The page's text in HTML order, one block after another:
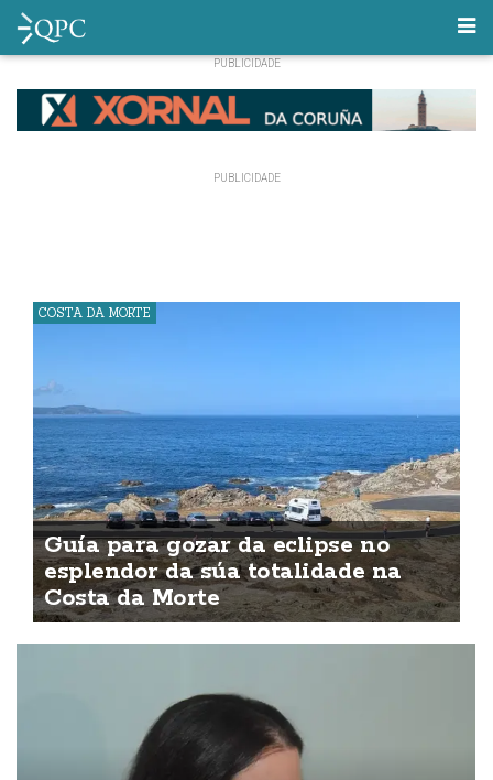
COSTA DA MORTE
Guía para gozar da eclipse no
esplendor da súa totalidade na
Costa da Morte